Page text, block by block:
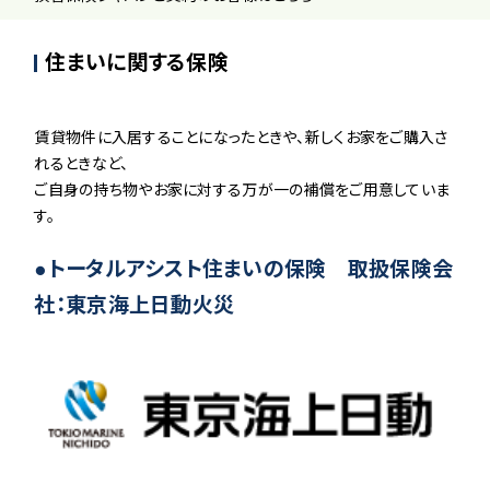
住まいに関する保険
賃貸物件に入居することになったときや、新しくお家をご購入さ
れるときなど、
ご自身の持ち物やお家に対する万が一の補償をご用意していま
す。
●トータルアシスト住まいの保険 取扱保険会
社：東京海上日動火災